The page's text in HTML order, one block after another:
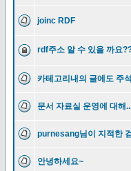
joinc RDF
rdf주소 알 수 있을 까요
카테고리내의 글에도 주
문서 자료실 운영에 대해
purnesang님이 지적한
안녕하세요~